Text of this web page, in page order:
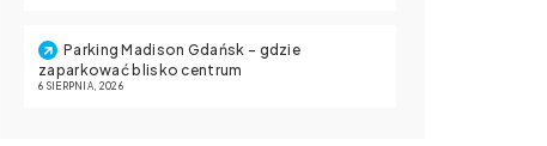
Parking Madison Gdańsk – gdzie
zaparkować blisko centrum
6 SIERPNIA, 2026